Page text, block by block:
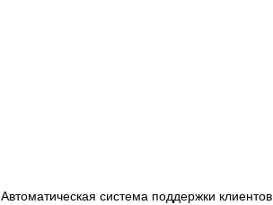
Автоматическая система поддержки клиентов